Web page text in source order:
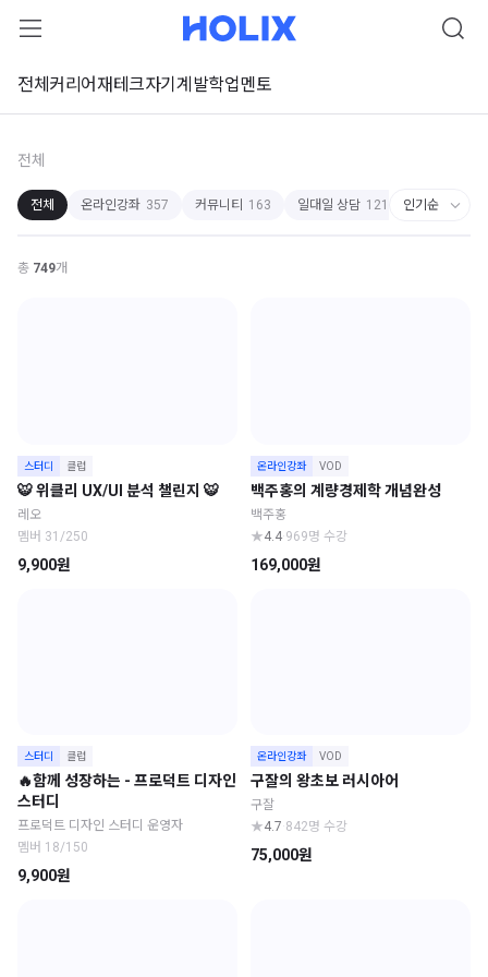
전체 커리어재테크자기계발학업멘토
전체
전체 온라인강좌 357 커뮤니티 163 일대일 상담 121 스터디75
총 749개
스터디 클럽
🐯 위클리 UX/UI 분석 챌린지 🐯
레오
멤버 31/250
9,900원
온라인강좌 VOD
백주홍의 계량경제학 개념완성
백주홍
★4.4·969명 수강
169,000원
스터디 클럽
🔥함께 성장하는 - 프로덕트 디자인
스터디
프로덕트 디자인 스터디 운영자
멤버 18/150
9,900원
온라인강좌 VOD
구잘의 왕초보 러시아어
구잘
★4.7·842명 수강
75,000원